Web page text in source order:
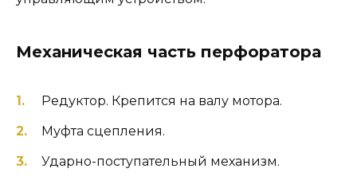
Механическая часть перфоратора
Редуктор. Крепится на валу мотора.
Муфта сцепления.
Ударно-поступательный механизм.